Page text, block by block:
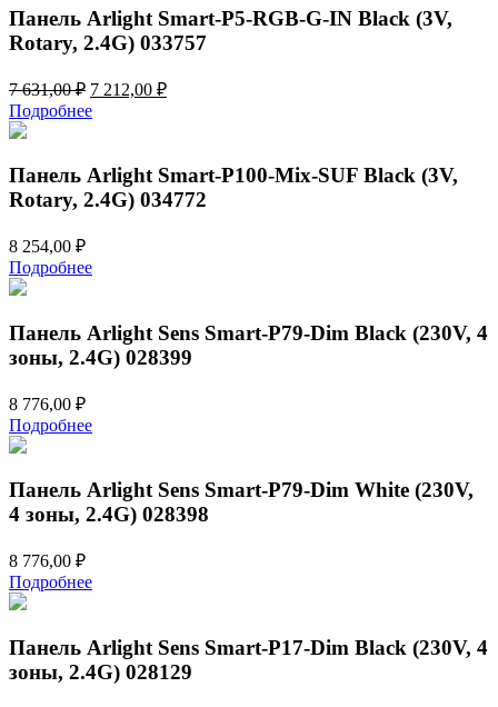
631,00 ₽.
Панель Arlight Smart-P5-RGB-G-IN Black (3V,
Rotary, 2.4G) 033757
7 631,00₽ Первоначальная
цена
составляла
631,00 ₽.
7 212,00 ₽Текущая
Подробнее
Панель Arlight Smart-P100-Mix-SUF Black (3V,
Rotary, 2.4G) 034772
8 254,00 ₽
Подробнее
Панель Arlight Sens Smart-P79-Dim Black (230V, 4
зоны, 2.4G) 028399
8 776,00 ₽
Подробнее
Панель Arlight Sens Smart-P79-Dim White (230V,
4 зоны, 2.4G) 028398
8 776,00 ₽
Подробнее
Панель Arlight Sens Smart-P17-Dim Black (230V, 4
зоны, 2.4G) 028129